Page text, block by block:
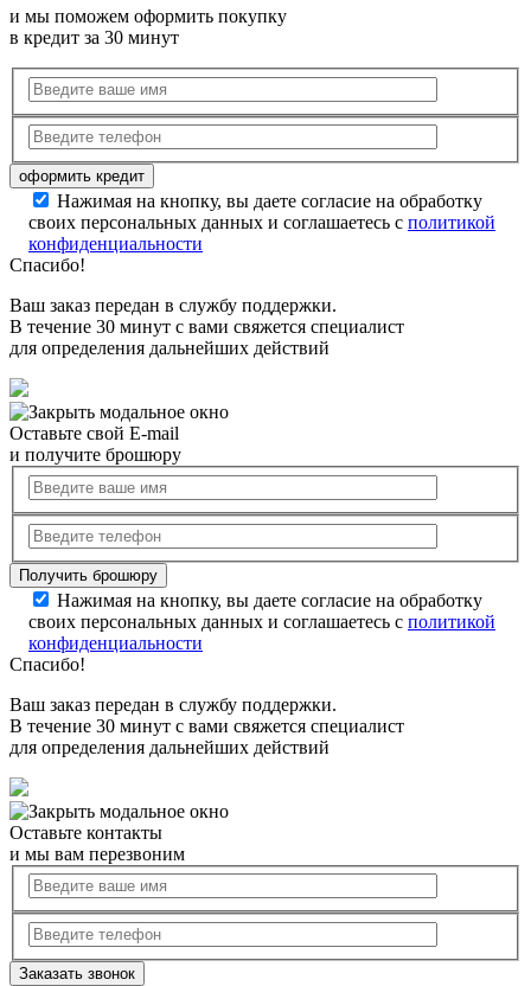
и мы поможем оформить покупку
в кредит за 30 минут
Нажимая на кнопку, вы даете согласие на обработку
своих персональных данных и соглашаетесь с политикой
конфиденциальности
Спасибо!
Ваш заказ передан в службу поддержки.
В течение 30 минут с вами свяжется специалист
для определения дальнейших действий
Оставьте свой E-mail
и получите брошюру
Нажимая на кнопку, вы даете согласие на обработку
своих персональных данных и соглашаетесь с политикой
конфиденциальности
Спасибо!
Ваш заказ передан в службу поддержки.
В течение 30 минут с вами свяжется специалист
для определения дальнейших действий
Оставьте контакты
и мы вам перезвоним